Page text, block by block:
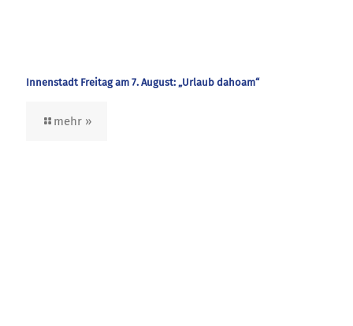
Innenstadt Freitag am 7. August: „Urlaub dahoam“
mehr »